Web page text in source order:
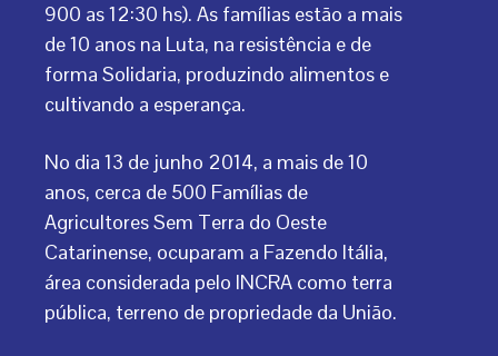
900 as 12:30 hs). As famílias estão a mais
de 10 anos na Luta, na resistência e de
forma Solidaria, produzindo alimentos e
cultivando a esperança.
No dia 13 de junho 2014, a mais de 10
anos, cerca de 500 Famílias de
Agricultores Sem Terra do Oeste
Catarinense, ocuparam a Fazendo Itália,
área considerada pelo INCRA como terra
pública, terreno de propriedade da União.